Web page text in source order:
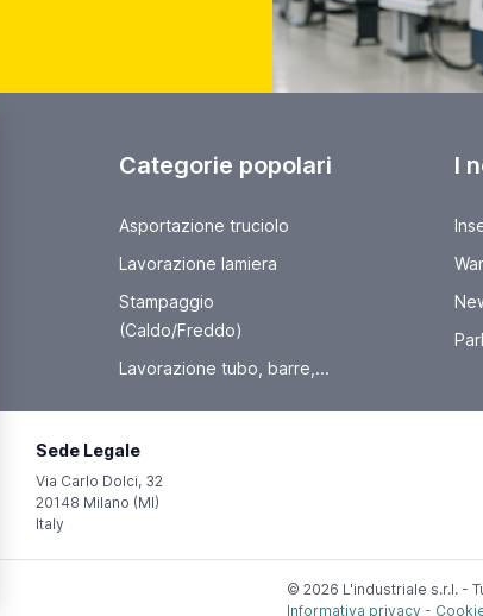
Categorie popolari
Asportazione truciolo
Lavorazione lamiera
Stampaggio
(Caldo/Freddo)
Lavorazione tubo, barre,...
I
Sede Legale
Via Carlo Dolci, 32
20148 Milano (MI)
Italy
© 2026 L'industriale s.r.l. -
Informativa privacy -